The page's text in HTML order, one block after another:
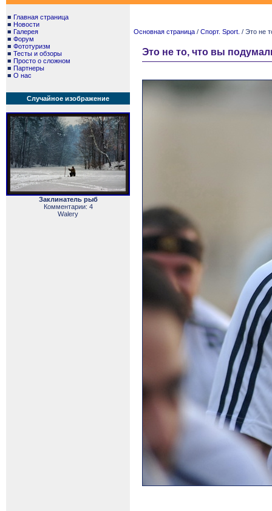
■ Главная страница
■ Новости
■ Галерея
■ Форум
■ Фототуризм
■ Тесты и обзоры
■ Просто о сложном
■ Партнеры
■ О нас
Случайное изображение
Заклинатель рыб
Комментарии: 4
Walery
Основная страница / Спорт. Sport. / Это не
Это не то, что вы